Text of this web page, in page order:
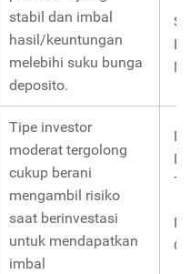
stabil dan imbal
hasil/keuntungan
melebihi suku bunga
deposito.
Tipe investor
moderat tergolong
cukup berani
mengambil risiko
saat berinvestasi
untuk mendapatkan
imbal